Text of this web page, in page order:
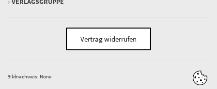
Vertrag widerrufen
Bildnachweis: None